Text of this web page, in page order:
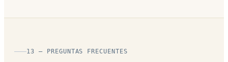
13 — PREGUNTAS FRECUENTES